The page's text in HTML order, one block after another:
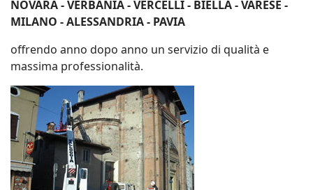
NOVARA - VERBANIA - VERCELLI - BIELLA - VARESE -
MILANO - ALESSANDRIA - PAVIA
offrendo anno dopo anno un servizio di qualità e
massima professionalità.